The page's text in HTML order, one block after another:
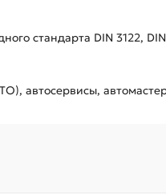
стандарта DIN 3122,
автосервисы,